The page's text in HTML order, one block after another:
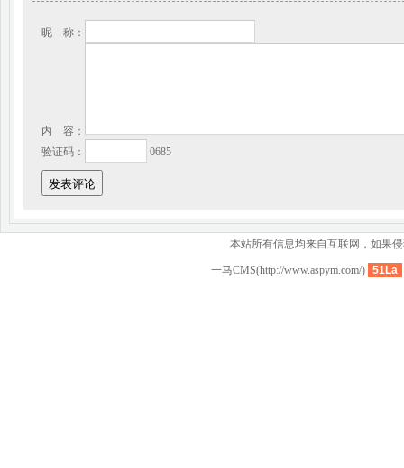
昵 称：
内 容：
验证码：
0685
本站所有信息均来自互联网，如果
一马CMS(http://www.aspym.com/) 51La